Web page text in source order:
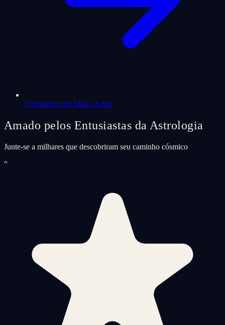
Calculadora de Mapa Astral
Amado pelos Entusiastas da Astrologia
Junte-se a milhares que descobriram seu caminho cósmico
“